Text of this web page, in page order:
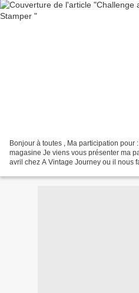
Bonjour à toutes , Ma participation pour
magasine Je viens vous présenter ma
avril chez A Vintage Journey ou il nous